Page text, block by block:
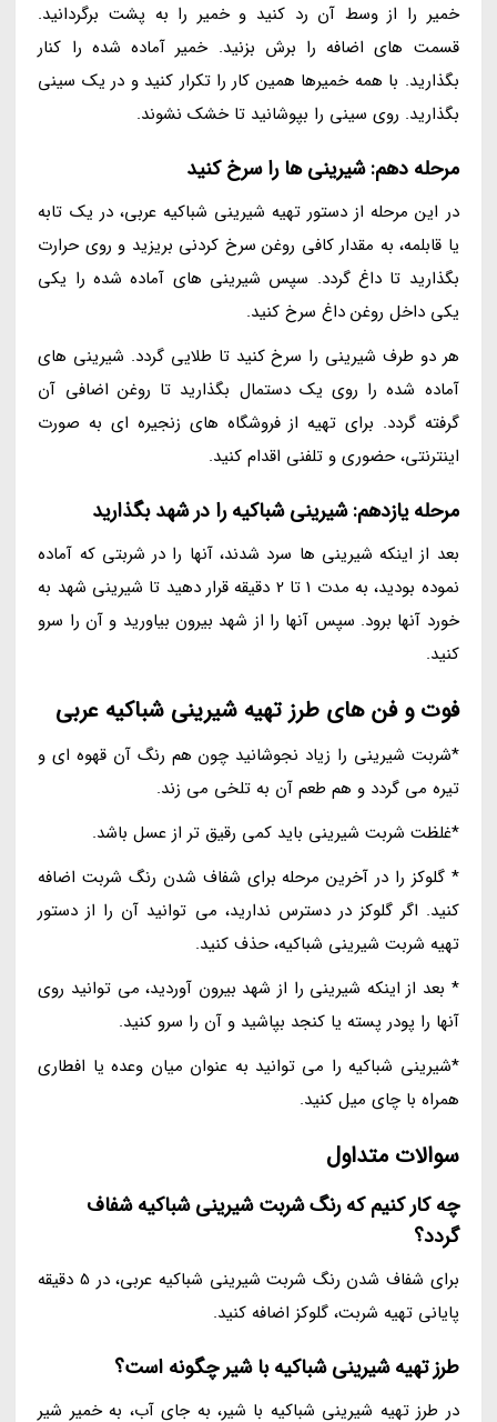
خمیر را از وسط آن رد کنید و خمیر را به پشت برگردانید.
قسمت های اضافه را برش بزنید. خمیر آماده شده را کنار
بگذارید. با همه خمیرها همین کار را تکرار کنید و در یک سینی
بگذارید. روی سینی را بپوشانید تا خشک نشوند.
مرحله دهم: شیرینی ها را سرخ کنید
در این مرحله از دستور تهیه شیرینی شباکیه عربی، در یک تابه
یا قابلمه، به مقدار کافی روغن سرخ کردنی بریزید و روی حرارت
بگذارید تا داغ گردد. سپس شیرینی های آماده شده را یکی
یکی داخل روغن داغ سرخ کنید.
هر دو طرف شیرینی را سرخ کنید تا طلایی گردد. شیرینی های
آماده شده را روی یک دستمال بگذارید تا روغن اضافی آن
گرفته گردد. برای تهیه از فروشگاه های زنجیره ای به صورت
اینترنتی، حضوری و تلفنی اقدام کنید.
مرحله یازدهم: شیرینی شباکیه را در شهد بگذارید
بعد از اینکه شیرینی ها سرد شدند، آنها را در شربتی که آماده
نموده بودید، به مدت 1 تا 2 دقیقه قرار دهید تا شیرینی شهد به
خورد آنها برود. سپس آنها را از شهد بیرون بیاورید و آن را سرو
کنید.
فوت و فن های طرز تهیه شیرینی شباکیه عربی
*شربت شیرینی را زیاد نجوشانید چون هم رنگ آن قهوه ای و
تیره می گردد و هم طعم آن به تلخی می زند.
*غلظت شربت شیرینی باید کمی رقیق تر از عسل باشد.
* گلوکز را در آخرین مرحله برای شفاف شدن رنگ شربت اضافه
کنید. اگر گلوکز در دسترس ندارید، می توانید آن را از دستور
تهیه شربت شیرینی شباکیه، حذف کنید.
* بعد از اینکه شیرینی را از شهد بیرون آوردید، می توانید روی
آنها را پودر پسته یا کنجد بپاشید و آن را سرو کنید.
*شیرینی شباکیه را می توانید به عنوان میان وعده یا افطاری
همراه با چای میل کنید.
سوالات متداول
چه کار کنیم که رنگ شربت شیرینی شباکیه شفاف
گردد؟
برای شفاف شدن رنگ شربت شیرینی شباکیه عربی، در 5 دقیقه
پایانی تهیه شربت، گلوکز اضافه کنید.
طرز تهیه شیرینی شباکیه با شیر چگونه است؟
در طرز تهیه شیرینی شباکیه با شیر، به جای آب، به خمیر شیر